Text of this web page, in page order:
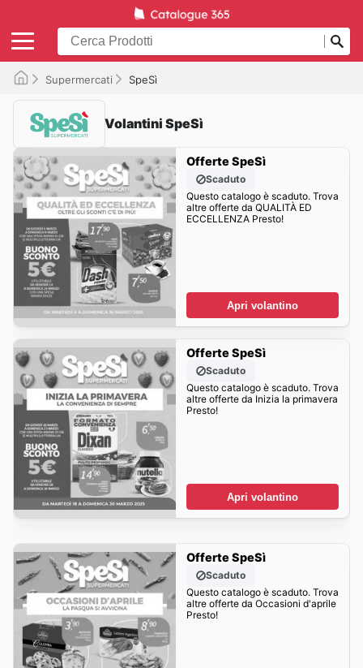
Supermercati SpeSì
Volantini SpeSì
Offerte SpeSì
Scaduto
Questo catalogo è scaduto. Trova
altre offerte da QUALITÀ ED
ECCELLENZA Presto!
Apri volantino
Offerte SpeSì
Scaduto
Questo catalogo è scaduto. Trova
altre offerte da Inizia la primavera
Presto!
Apri volantino
Offerte SpeSì
Scaduto
Questo catalogo è scaduto. Trova
altre offerte da Occasioni d'aprile
Presto!